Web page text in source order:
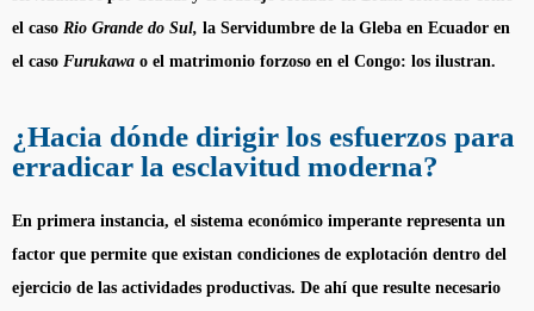
el caso Rio Grande do Sul, la Servidumbre de la Gleba en Ecuador en
el caso Furukawa o el matrimonio forzoso en el Congo: los ilustran.
¿Hacia dónde dirigir los esfuerzos para
erradicar la esclavitud moderna?
En primera instancia, el sistema económico imperante representa un
factor que permite que existan condiciones de explotación dentro del
ejercicio de las actividades productivas. De ahí que resulte necesario